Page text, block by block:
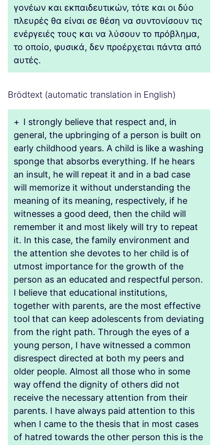
γονέων και εκπαιδευτικών, τότε και οι δύο
πλευρές θα είναι σε θέση να συντονίσουν τις
ενέργειές τους και να λύσουν το πρόβλημα,
το οποίο, φυσικά, δεν προέρχεται πάντα από
αυτές.
Brödtext (automatic translation in English)
+ I strongly believe that respect and, in
general, the upbringing of a person is built on
early childhood years. A child is like a washing
sponge that absorbs everything. If he hears
an insult, he will repeat it and in a bad case
will memorize it without understanding the
meaning of its meaning, respectively, if he
witnesses a good deed, then the child will
remember it and most likely will try to repeat
it. In this case, the family environment and
the attention she devotes to her child is of
utmost importance for the growth of the
person as an educated and respectful person.
I believe that educational institutions,
together with parents, are the most effective
tool that can keep adolescents from deviating
from the right path. Through the eyes of a
young person, I have witnessed a common
disrespect directed at both my peers and
older people. Almost all those who in some
way offend the dignity of others did not
receive the necessary attention from their
parents. I have always paid attention to this
when I came to the thesis that in most cases
of hatred towards the other person this is the